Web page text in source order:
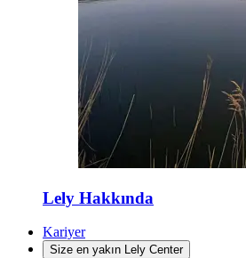
Lely Hakkında
Kariyer
Size en yakın Lely Center